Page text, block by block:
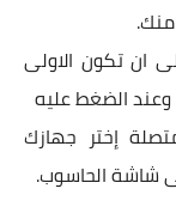
ان تكون الاولى
وعند الضغط عليه
إختر جهازك
شاشة الحاسوب.